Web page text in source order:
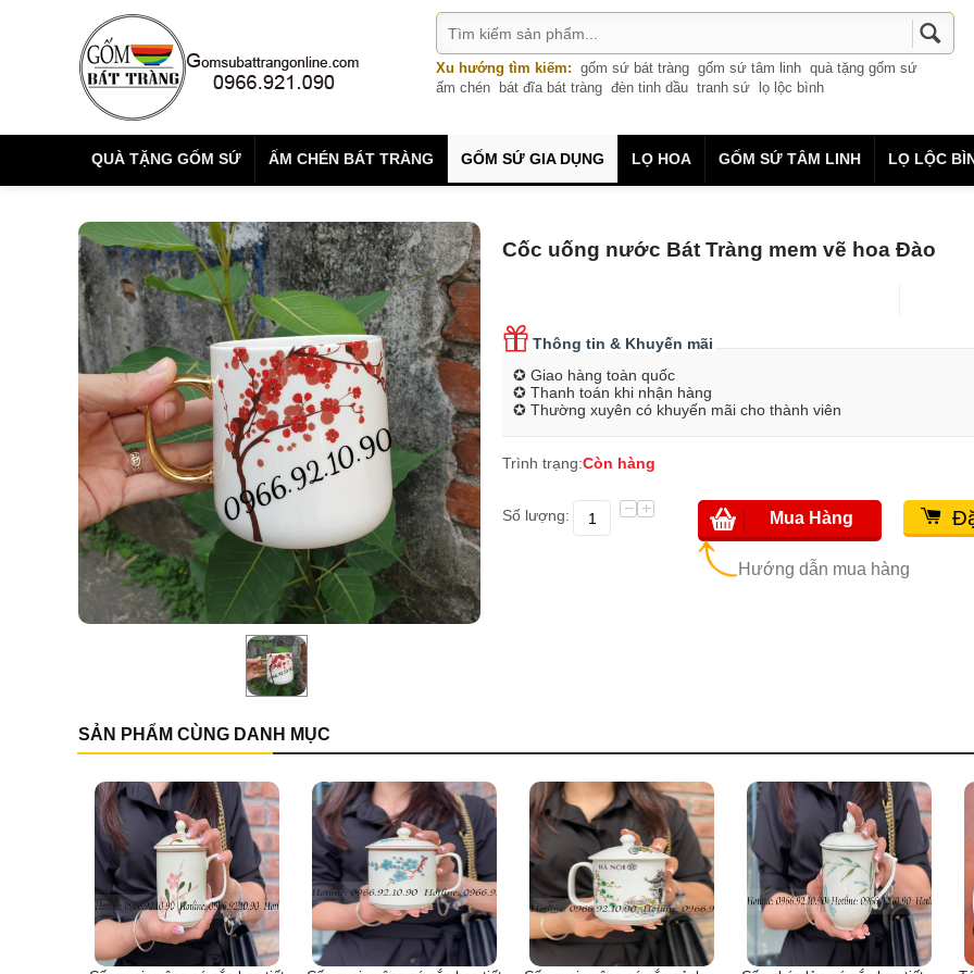
Xu hướng tìm kiếm: gốm sứ bát tràng gốm sứ tâm linh quà tặng gốm sứ
ấm chén
bát đĩa bát tràng đèn tinh dầu tranh sứ lọ lộc bình
QUÀ TẶNG GỐM SỨ ẤM CHÉN BÁT TRÀNG GỐM SỨ GIA DỤNG LỌ HOA GỐM SỨ TÂM LINH LỌ LỘC
Cốc uống nước Bát Tràng mem vẽ hoa Đào
Thông tin & Khuyến mãi
✪ Giao hàng toàn quốc
✪ Thanh toán khi nhận hàng
✪ Thường xuyên có khuyến mãi cho thành viên
Trình trạng:Còn hàng
Số lượng: +
−
Hướng dẫn mua hàng
Mua Hàng
SẢN PHẨM CÙNG DANH MỤC